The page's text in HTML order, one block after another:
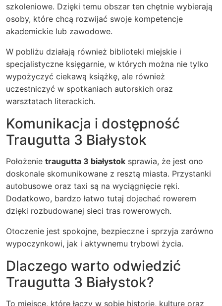
szkoleniowe. Dzięki temu obszar ten chętnie wybierają
osoby, które chcą rozwijać swoje kompetencje
akademickie lub zawodowe.
W pobliżu działają również biblioteki miejskie i
specjalistyczne księgarnie, w których można nie tylko
wypożyczyć ciekawą książkę, ale również
uczestniczyć w spotkaniach autorskich oraz
warsztatach literackich.
Komunikacja i dostępność
Traugutta 3 Białystok
Położenie traugutta 3 białystok sprawia, że jest ono
doskonale skomunikowane z resztą miasta. Przystanki
autobusowe oraz taxi są na wyciągnięcie ręki.
Dodatkowo, bardzo łatwo tutaj dojechać rowerem
dzięki rozbudowanej sieci tras rowerowych.
Otoczenie jest spokojne, bezpieczne i sprzyja zarówno
wypoczynkowi, jak i aktywnemu trybowi życia.
Dlaczego warto odwiedzić
Traugutta 3 Białystok?
To miejsce, które łączy w sobie historię, kulturę oraz